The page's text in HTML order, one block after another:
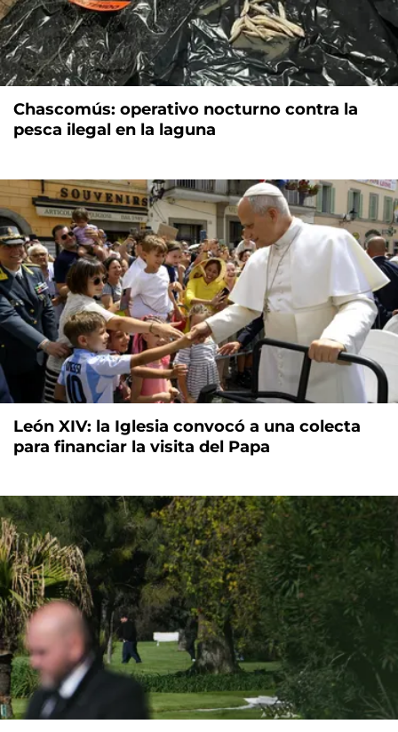
Chascomús: operativo nocturno contra la
pesca ilegal en la laguna
León XIV: la Iglesia convocó a una colecta
para financiar la visita del Papa